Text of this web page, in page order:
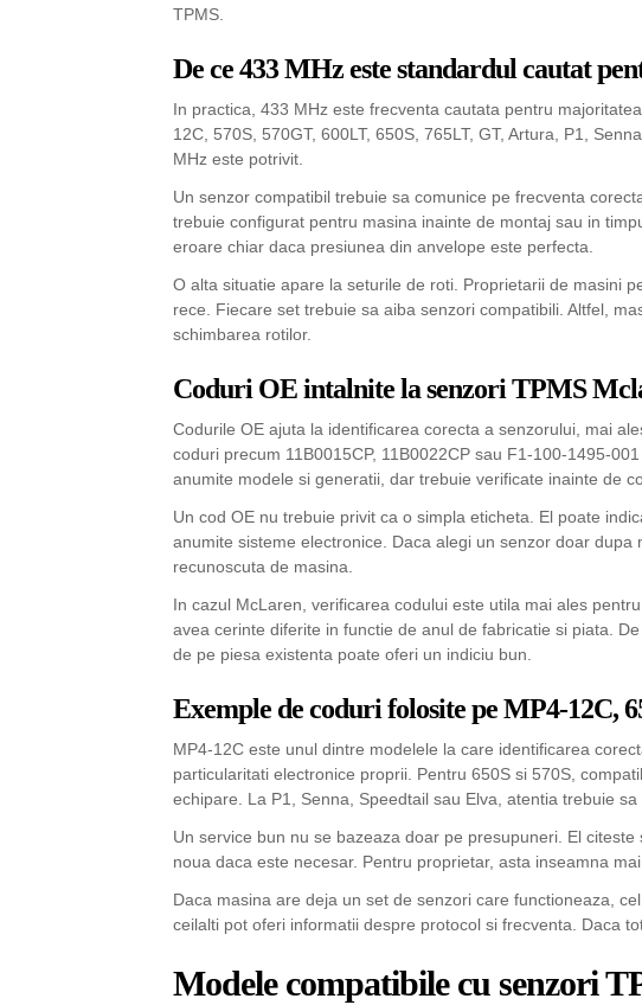
TPMS.
De ce 433 MHz este standardul cautat
In practica, 433 MHz este frecventa cautata pentru
12C, 570S, 570GT, 600LT, 650S, 765LT, GT, Artura, P1,
MHz este potrivit.
Un senzor compatibil trebuie sa comunice pe frecventa
trebuie configurat pentru masina inainte de montaj sau in
eroare chiar daca presiunea din anvelope este perfecta.
O alta situatie apare la seturile de roti. Proprietarii de masini
rece. Fiecare set trebuie sa aiba senzori compatibili. Altfel,
schimbarea rotilor.
Coduri OE intalnite la senzori TPMS
Codurile OE ajuta la identificarea corecta a senzorului, mai
coduri precum 11B0015CP, 11B0022CP sau F1-100-1495-
anumite modele si generatii, dar trebuie verificate inainte de
Un cod OE nu trebuie privit ca o simpla eticheta. El poate
anumite sisteme electronice. Daca alegi un senzor doar
recunoscuta de masina.
In cazul McLaren, verificarea codului este utila mai ales
avea cerinte diferite in functie de anul de fabricatie si piata.
de pe piesa existenta poate oferi un indiciu bun.
Exemple de coduri folosite pe MP4-12C,
MP4-12C este unul dintre modelele la care identificarea
particularitati electronice proprii. Pentru 650S si 570S,
echipare. La P1, Senna, Speedtail sau Elva, atentia trebuie
Un service bun nu se bazeaza doar pe presupuneri. El
noua daca este necesar. Pentru proprietar, asta inseamna
Daca masina are deja un set de senzori care functioneaza,
ceilalti pot oferi informatii despre protocol si frecventa. Daca
Modele compatibile cu senzori